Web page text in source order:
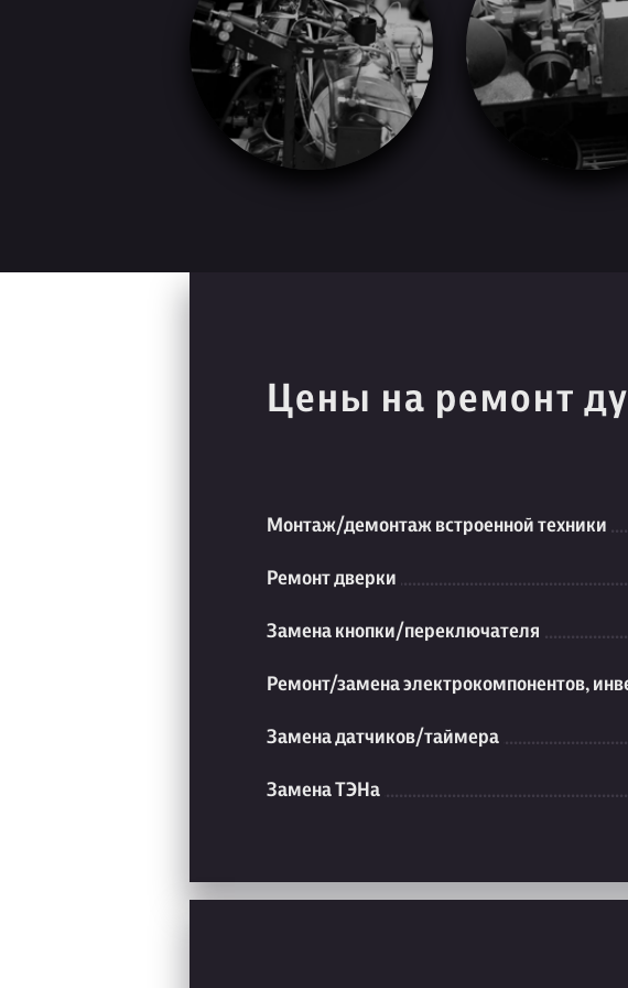
Цены на ремонт
Монтаж/демонтаж встроенной техники
Ремонт дверки
Замена кнопки/переключателя
Ремонт/замена электрокомпонентов,
Замена датчиков/таймера
Замена ТЭНа